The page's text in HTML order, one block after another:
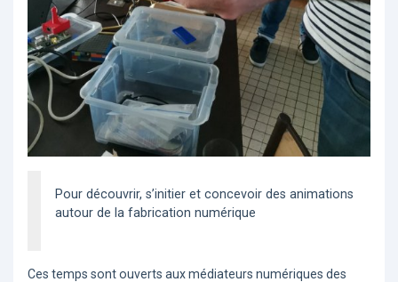
Pour découvrir, s’initier et concevoir des animations
autour de la fabrication numérique
Ces temps sont ouverts aux médiateurs numériques des